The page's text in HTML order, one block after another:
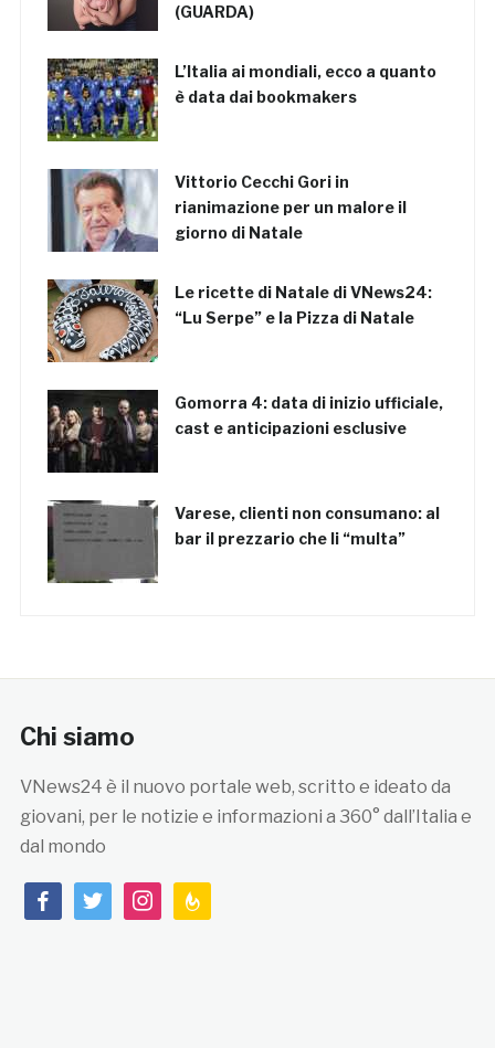
(GUARDA)
L’Italia ai mondiali, ecco a quanto
è data dai bookmakers
Vittorio Cecchi Gori in
rianimazione per un malore il
giorno di Natale
Le ricette di Natale di VNews24:
“Lu Serpe” e la Pizza di Natale
Gomorra 4: data di inizio ufficiale,
cast e anticipazioni esclusive
Varese, clienti non consumano: al
bar il prezzario che li “multa”
Chi siamo
VNews24 è il nuovo portale web, scritto e ideato da
giovani, per le notizie e informazioni a 360° dall’Italia e
dal mondo
facebooktwitterinstagramfeedburner